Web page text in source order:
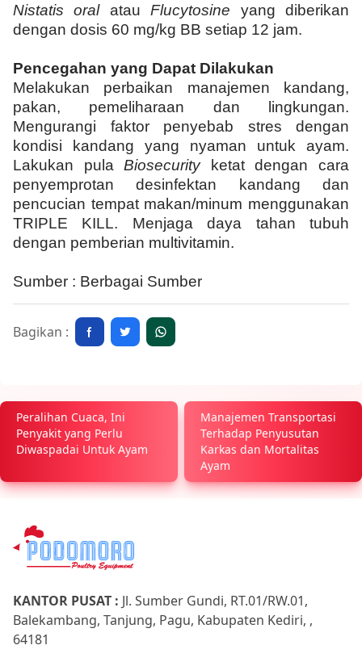
Nistatis oralatauFlucytosine yang diberikan
dengan dosis 60 mg/kg BB setiap 12 jam.
Pencegahan yang Dapat Dilakukan
Melakukan perbaikan manajemen kandang,
pakan, pemeliharaan dan lingkungan.
Mengurangi faktor penyebab stres dengan
kondisi kandang yang nyaman untuk ayam.
Lakukan pulaBiosecurityketat dengan cara
penyemprotan desinfektan kandang dan
pencucian tempat makan/minum menggunakan
TRIPLE KILL. Menjaga daya tahan tubuh
dengan pemberian multivitamin.
Sumber : Berbagai Sumber
Bagikan :
Peralihan Cuaca, Ini
Penyakit yang Perlu
Diwaspadai Untuk Ayam
Manajemen Transportasi
Terhadap Penyusutan
Karkas dan Mortalitas
Ayam
KANTOR PUSAT : Jl. Sumber Gundi, RT.01/RW.01,
Balekambang, Tanjung, Pagu, Kabupaten Kediri, ,
64181